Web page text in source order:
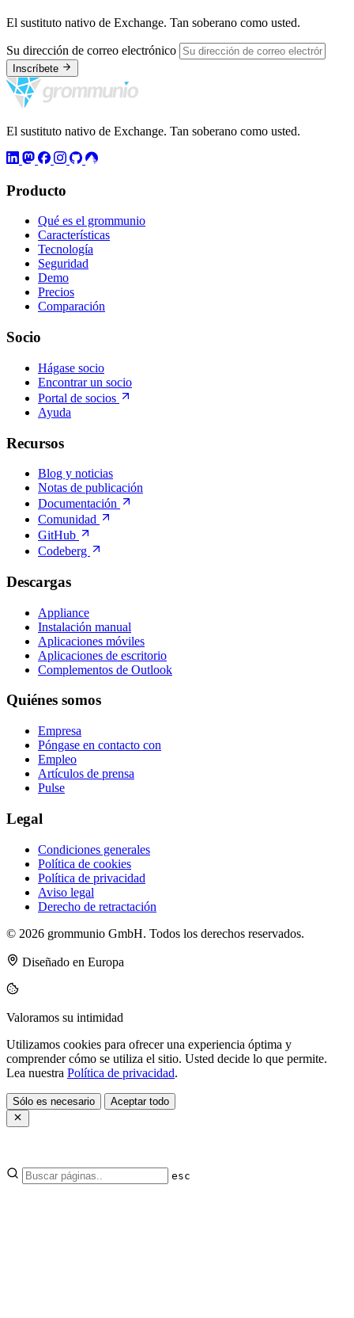
El sustituto nativo de Exchange. Tan soberano como usted.
Su dirección de correo electrónico
Inscríbete
El sustituto nativo de Exchange. Tan soberano como usted.
Producto
Qué es el grommunio
Características
Tecnología
Seguridad
Demo
Precios
Comparación
Socio
Hágase socio
Encontrar un socio
Portal de socios
Ayuda
Recursos
Blog y noticias
Notas de publicación
Documentación
Comunidad
GitHub
Codeberg
Descargas
Appliance
Instalación manual
Aplicaciones móviles
Aplicaciones de escritorio
Complementos de Outlook
Quiénes somos
Empresa
Póngase en contacto con
Empleo
Artículos de prensa
Pulse
Legal
Condiciones generales
Política de cookies
Política de privacidad
Aviso legal
Derecho de retractación
© 2026 grommunio GmbH. Todos los derechos reservados.
Diseñado en Europa
Valoramos su intimidad
Utilizamos cookies para ofrecer una experiencia óptima y
comprender cómo se utiliza el sitio. Usted decide lo que permite.
Lea nuestra Política de privacidad.
Sólo es necesario Aceptar todo
esc